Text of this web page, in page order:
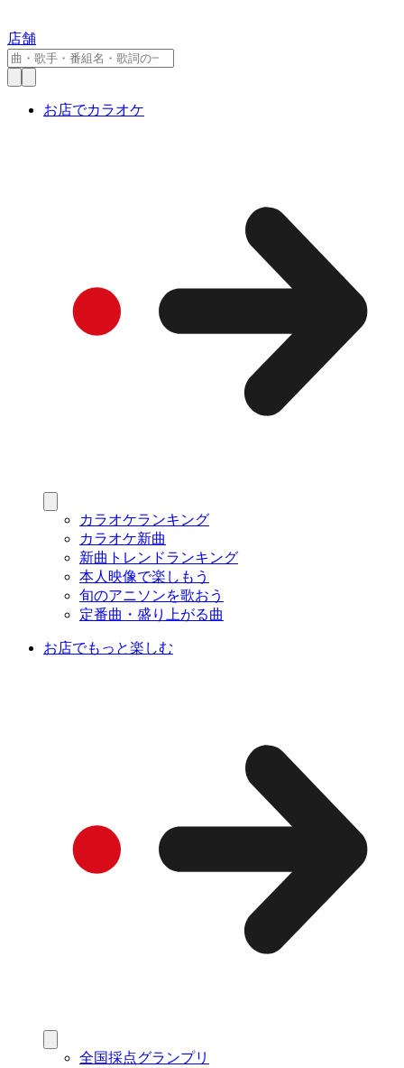
店舗
お店でカラオケ
カラオケランキング
カラオケ新曲
新曲トレンドランキング
本人映像で楽しもう
旬のアニソンを歌おう
定番曲・盛り上がる曲
お店でもっと楽しむ
全国採点グランプリ